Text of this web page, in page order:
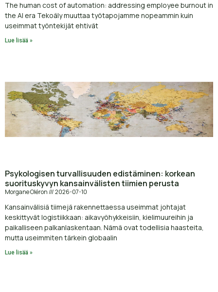
The human cost of automation: addressing employee burnout in
the AI era Tekoäly muuttaa työtapojamme nopeammin kuin
useimmat työntekijät ehtivät
Lue lisää »
Psykologisen turvallisuuden edistäminen: korkean
suorituskyvyn kansainvälisten tiimien perusta
Morgane Oléron 2026-07-10
Kansainvälisiä tiimejä rakennettaessa useimmat johtajat
keskittyvät logistiikkaan: aikavyöhykkeisiin, kielimuureihin ja
paikalliseen palkanlaskentaan. Nämä ovat todellisia haasteita,
mutta useimmiten tärkein globaalin
Lue lisää »